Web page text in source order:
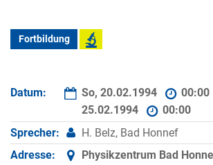
Fortbildung
Datum: So, 20.02.1994
25.02.1994
00:00
Sprecher:
H. Belz, Bad Honnef
Adresse:
Physikzentrum Bad